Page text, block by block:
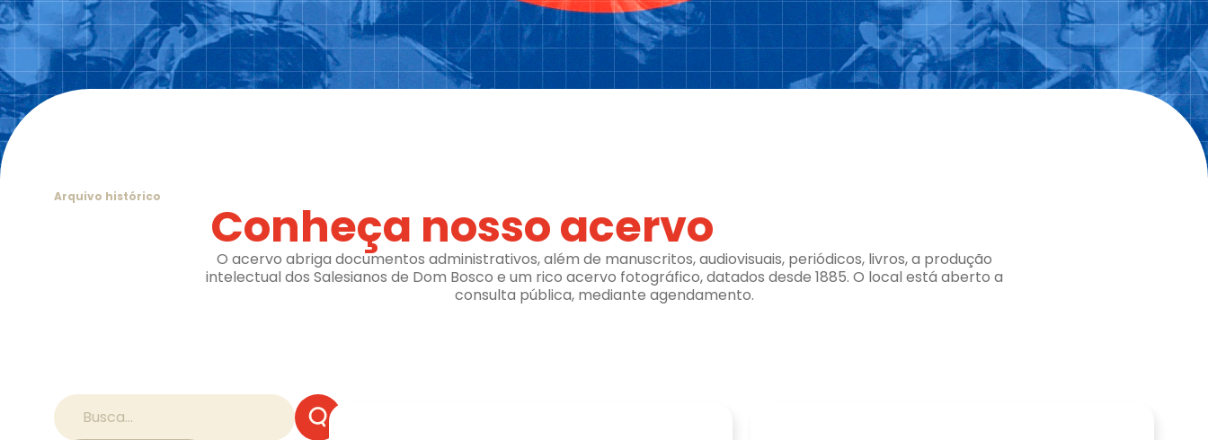
Arquivo histórico
Conheça nosso acervo
O acervo abriga documentos administrativos, além de manuscritos, audiovisuais, periódicos, livros, a produção
intelectual dos Salesianos de Dom Bosco e um rico acervo fotográfico, datados desde 1885. O local está aberto a
consulta pública, mediante agendamento.